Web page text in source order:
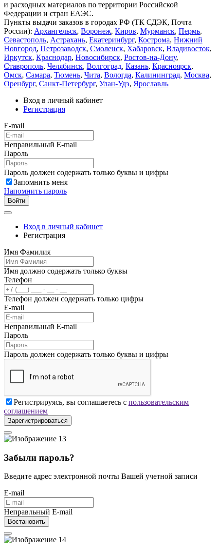
и расходных материалов по территории Российской
Федерации и стран ЕАЭС.
Пункты выдачи заказов в городах РФ (ТК СДЭК, Почта
России): Архангельск, Воронеж, Киров, Мурманск, Пермь,
Севастополь, Астрахань, Екатеринбург, Кострома, Нижний
Новгород, Петрозаводск, Смоленск, Хабаровск, Владивосток,
Иркутск, Краснодар, Новосибирск, Ростов-на-Дону,
Ставрополь, Челябинск, Волгоград, Казань, Красноярск,
Омск, Самара, Тюмень, Чита, Вологда, Калининград, Москва,
Оренбург, Санкт-Петербург, Улан-Удэ, Ярославль
Вход в личный кабинет
Регистрация
E-mail
Неправильный E-mail
Пароль
Пароль должен содержать только буквы и цифры
Запомнить меня
Напомнить пароль
Войти
Вход в личный кабинет
Регистрация
Имя Фамилия
Имя должно содержать только буквы
Телефон
Телефон должен содержать только цифры
E-mail
Неправильный E-mail
Пароль
Пароль должен содержать только буквы и цифры
Регистрируясь, вы соглашаетесь с пользовательским
соглашением
Зарегистрироваться
Забыли пароль?
Введите адрес электронной почты Вашей учетной записи
E-mail
Неправльный E-mail
Востановить